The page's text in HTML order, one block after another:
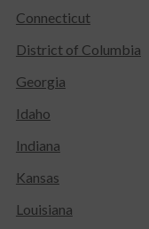
Connecticut
District of Columbia
Georgia
Idaho
Indiana
Kansas
Louisiana